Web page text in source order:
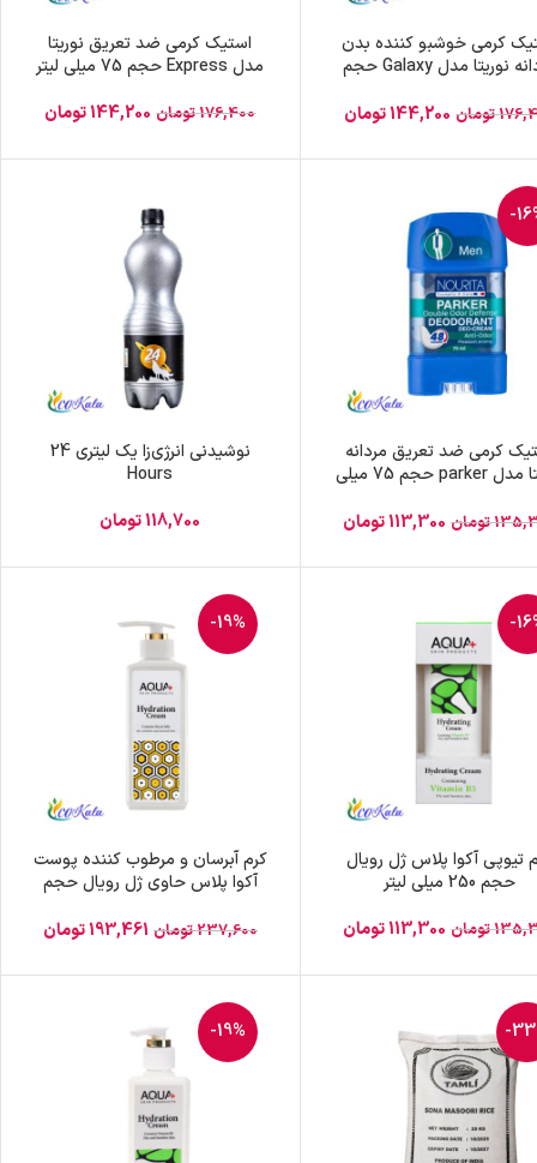
کرمی خوشبو کننده بدن
مردانه نوریتا مدل Galaxy حجم
تومان 144,200تومان
استیک کرمی ضد تعریق نوریتا
مدل Express حجم 75 میلی لیتر
176,400تومان 144,200تومان
-
کرمی ضد تعریق مردانه
نوریتا مدل parker حجم 75 میلی
تومان 113,300تومان
نوشیدنی انرژی‌زا یک لیتری 24
Hours
118,700تومان
-
تیوپی آکوا پلاس ژل رویال
حجم 250 میلی لیتر
تومان 113,300تومان
-19%
کرم آبرسان و مرطوب کننده پوست
آکوا پلاس حاوی ژل رویال حجم
237,600تومان 193,461تومان
-
-19%